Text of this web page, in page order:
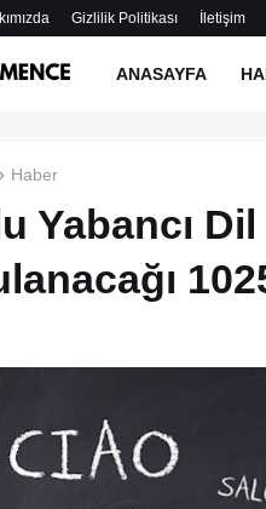
Gizlilik Politikası İletişim
ANASAYFA
Haber
Yabancı